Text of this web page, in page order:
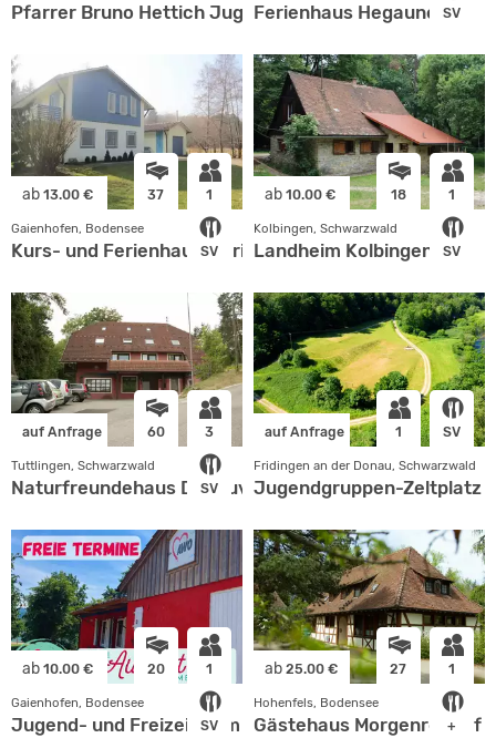
Pfarrer Bruno Hettich Jugendcamp SV
Ferienhaus Hegaunest
ab 13.00 € 37 1
SV
Gaienhofen, Bodensee
Kurs- und Ferienhaus Maria See
ab 10.00 € 18 1
SV
Kolbingen, Schwarzwald
Landheim Kolbingen
auf Anfrage 60 3
SV
Tuttlingen, Schwarzwald
Naturfreundehaus Donauversickerung
auf Anfrage 1 SV
Fridingen an der Donau, Schwarzwald
Jugendgruppen-Zeltplatz
ab 10.00 € 20 1
SV
Gaienhofen, Bodensee
Jugend- und Freizeitheim Horn am See
ab 25.00 € 27 1
+
Hohenfels, Bodensee
Gästehaus Morgenrot auf